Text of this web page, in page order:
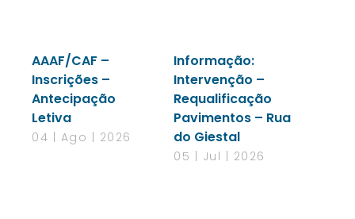
AAAF/CAF –
Inscrições –
Antecipação
Letiva
04 | Ago | 2026
Informação:
Intervenção –
Requalificação
Pavimentos – Rua
do Giestal
05 | Jul | 2026